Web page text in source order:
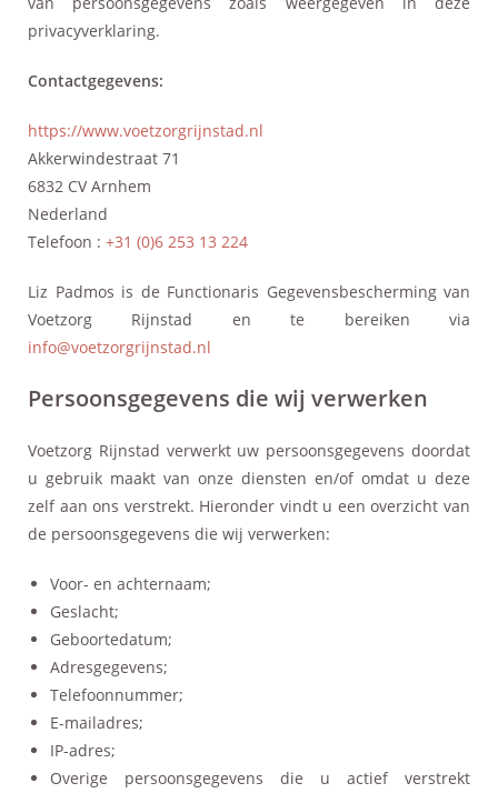
privacyverklaring.
Contactgegevens:
https://www.voetzorgrijnstad.nl
Akkerwindestraat 71
6832 CV Arnhem
Nederland
Telefoon : +31 (0)6 253 13 224
Liz Padmos is de Functionaris Gegevensbescherming van
Voetzorg Rijnstad en te bereiken via
info@voetzorgrijnstad.nl
Persoonsgegevens die wij verwerken
Voetzorg Rijnstad verwerkt uw persoonsgegevens doordat
u gebruik maakt van onze diensten en/of omdat u deze
zelf aan ons verstrekt. Hieronder vindt u een overzicht van
de persoonsgegevens die wij verwerken:
Voor- en achternaam;
Geslacht;
Geboortedatum;
Adresgegevens;
Telefoonnummer;
E-mailadres;
IP-adres;
Overige persoonsgegevens die u actief verstrekt